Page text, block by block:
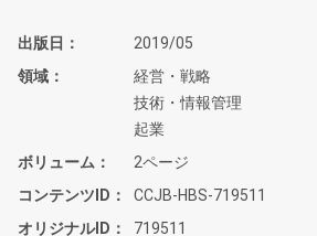
出版日
2019/05
領域
経営・戦略
技術・情報管理
起業
ボリューム
2ページ
コンテンツID
CCJB-HBS-719511
オリジナルID
719511